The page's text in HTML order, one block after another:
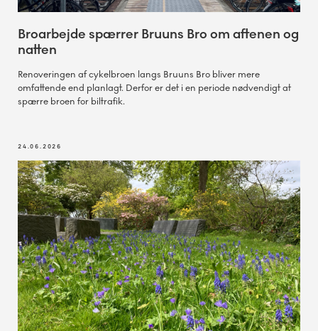
Broarbejde spærrer Bruuns Bro om aftenen og
natten
Renoveringen af cykelbroen langs Bruuns Bro bliver mere
omfattende end planlagt. Derfor er det i en periode nødvendigt at
spærre broen for biltrafik.
24.06.2026